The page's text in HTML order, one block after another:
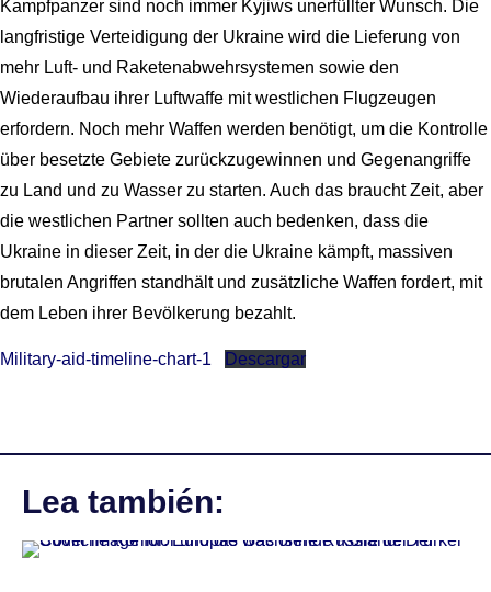
Kampfpanzer sind noch immer Kyjiws unerfüllter Wunsch. Die
langfristige Verteidigung der Ukraine wird die Lieferung von
mehr Luft- und Raketenabwehrsystemen sowie den
Wiederaufbau ihrer Luftwaffe mit westlichen Flugzeugen
erfordern. Noch mehr Waffen werden benötigt, um die Kontrolle
über besetzte Gebiete zurückzugewinnen und Gegenangriffe
zu Land und zu Wasser zu starten. Auch das braucht Zeit, aber
die westlichen Partner sollten auch bedenken, dass die
Ukraine in dieser Zeit, in der die Ukraine kämpft, massiven
brutalen Angriffen standhält und zusätzliche Waffen fordert, mit
dem Leben ihrer Bevölkerung bezahlt.
Military-aid-timeline-chart-1 Descargar
Lea también: